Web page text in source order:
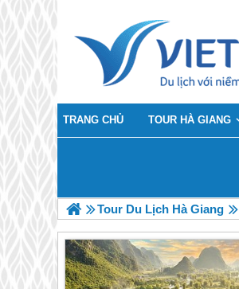
TRANG CHỦ TOUR HÀ GIANG
Tour Du Lịch Hà Giang